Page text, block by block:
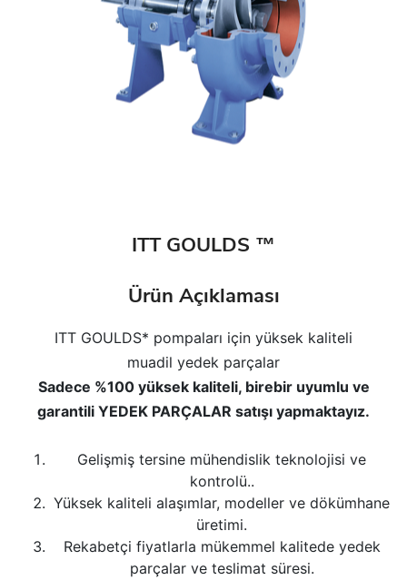
ITT GOULDS ™
Ürün Açıklaması
ITT GOULDS* pompaları için yüksek kaliteli
muadil yedek parçalar
Sadece %100 yüksek kaliteli, birebir uyumlu ve
garantili YEDEK PARÇALAR satışı yapmaktayız.
Gelişmiş tersine mühendislik teknolojisi ve
kontrolü..
Yüksek kaliteli alaşımlar, modeller ve dökümhane
üretimi.
Rekabetçi fiyatlarla mükemmel kalitede yedek
parçalar ve teslimat süresi.